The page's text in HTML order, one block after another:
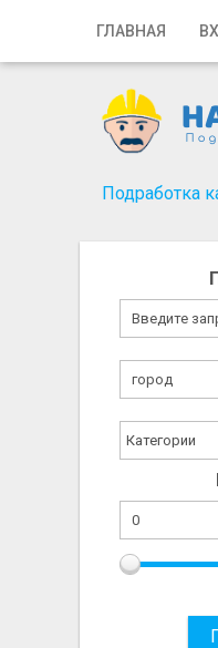
ГЛАВНАЯ
Главная
Регистрация
Подработка